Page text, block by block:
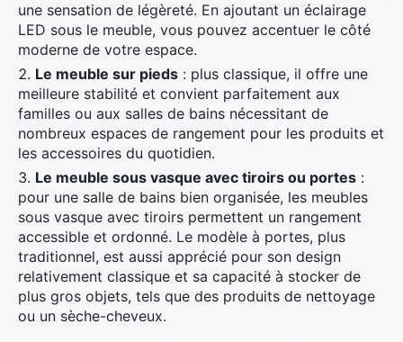
une sensation de légèreté. En ajoutant un éclairage
LED sous le meuble, vous pouvez accentuer le côté
moderne de votre espace.
Le meuble sur pieds : plus classique, il offre une
meilleure stabilité et convient parfaitement aux
familles ou aux salles de bains nécessitant de
nombreux espaces de rangement pour les produits et
les accessoires du quotidien.
Le meuble sous vasque avec tiroirs ou portes :
pour une salle de bains bien organisée, les meubles
sous vasque avec tiroirs permettent un rangement
accessible et ordonné. Le modèle à portes, plus
traditionnel, est aussi apprécié pour son design
relativement classique et sa capacité à stocker de
plus gros objets, tels que des produits de nettoyage
ou un sèche-cheveux.